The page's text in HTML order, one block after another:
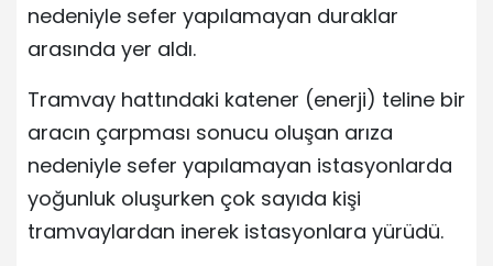
nedeniyle sefer yapılamayan duraklar
arasında yer aldı.
Tramvay hattındaki katener (enerji) teline bir
aracın çarpması sonucu oluşan arıza
nedeniyle sefer yapılamayan istasyonlarda
yoğunluk oluşurken çok sayıda kişi
tramvaylardan inerek istasyonlara yürüdü.